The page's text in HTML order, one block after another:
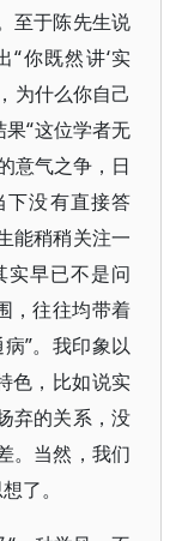
至于陈先生说
你既然讲‘实
为什么你自己
果“这位学者无
意气之争，日
下没有直接答
能稍稍关注一
实早已不是问
，往往均带着
”。我印象以
色，比如说实
弃的关系，没
。当然，我们
了。